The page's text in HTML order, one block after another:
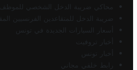
محاكي ضريبة الدخل الشخصي للموظف/
ضريبة الدخل للمتقاعدين الفرنسيين
أسعار السيارات الجديدة في تونس
أخبار تروفيت
أخبار تونس
رابط خلفي مجاني